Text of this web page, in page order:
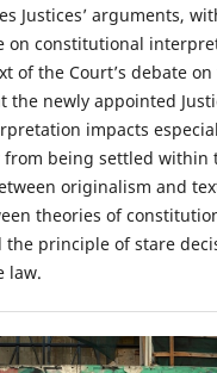
Justices’ arguments,
on constitutional
of the Court’s debate
newly appointed
impacts
being settled within
originalism and
theories of
principle of stare
law.